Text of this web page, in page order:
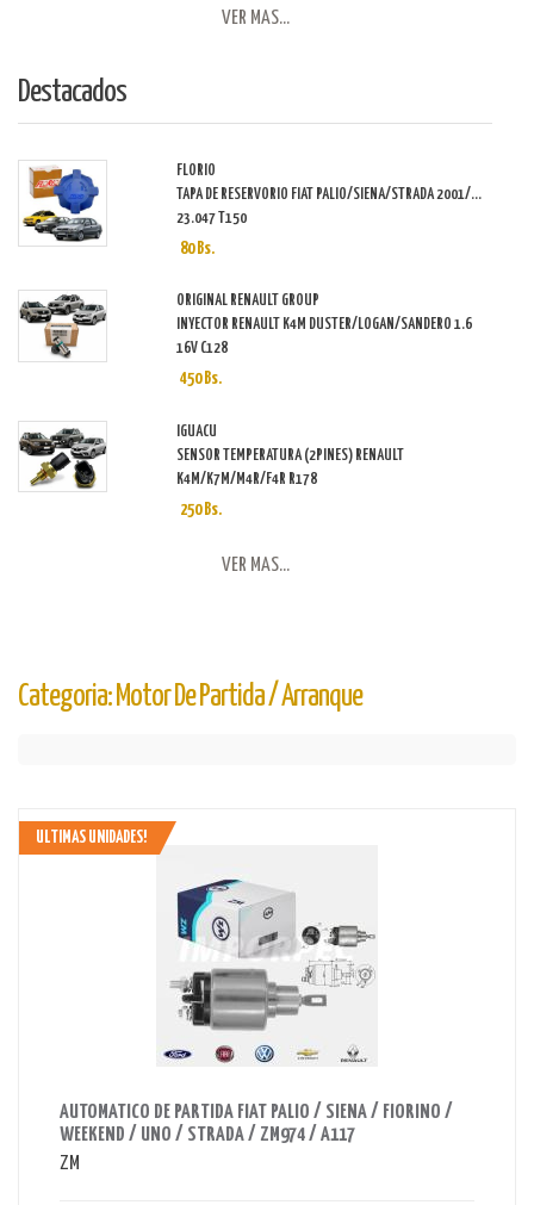
VER MAS...
Destacados
FLORIO
TAPA DE RESERVORIO FIAT PALIO/SIENA/STRADA 2001/...
23.047 T150
80 Bs.
ORIGINAL RENAULT GROUP
INYECTOR RENAULT K4M DUSTER/LOGAN/SANDERO 1.6
16V C128
450 Bs.
IGUACU
SENSOR TEMPERATURA (2PINES) RENAULT
K4M/K7M/M4R/F4R R178
250 Bs.
VER MAS...
Categoria: Motor De Partida / Arranque
ULTIMAS UNIDADES!
AUTOMATICO DE PARTIDA FIAT PALIO / SIENA / FIORINO /
WEEKEND / UNO / STRADA / ZM974 / A117
ZM